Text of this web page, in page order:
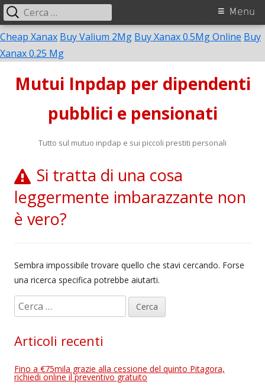
Cheap Xanax Buy Valium 2Mg Buy Xanax 0.5Mg Online Buy
Xanax 0.25 MgVai
contenuto
Mutui Inpdap per dipendenti
pubblici e pensionati
Tutto sul mutuo inpdap e sui piccoli prestiti personali
Menu
principale
Menu
Ricerca
per:
Si tratta di una cosa
leggermente imbarazzante non
è vero?
Sembra impossibile trovare quello che stavi cercando. Forse
una ricerca specifica potrebbe aiutarti.
i
e
c
Articoli recenti
Fino a €75mila grazie alla cessione del quinto Pitagora,
richiedi online il preventivo gratuito